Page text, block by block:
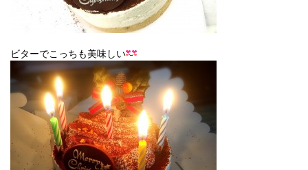
ビターでこっちも美味しい